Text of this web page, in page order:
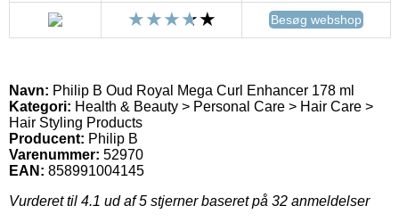
Besøg webshop
Navn: Philip B Oud Royal Mega Curl Enhancer 178 ml
Kategori: Health & Beauty > Personal Care > Hair Care >
Hair Styling Products
Producent: Philip B
Varenummer: 52970
EAN: 858991004145
Vurderet til 4.1 ud af 5 stjerner baseret på 32 anmeldelser